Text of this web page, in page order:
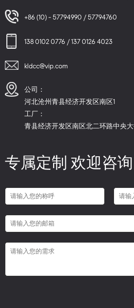
+86 (10) - 57794990 / 57794760
138 0102 0776 / 137 0126 4023
kldcc@vip.com
公司：
河北沧州青县经济开发区南区1
工厂：
青县经济开发区南区北二环路中央
专属定制 欢迎咨询